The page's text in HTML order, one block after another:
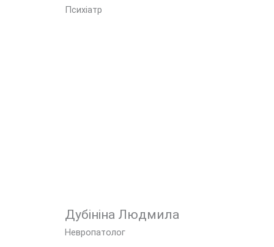
Психіатр
Дубініна Людмила
Невропатолог